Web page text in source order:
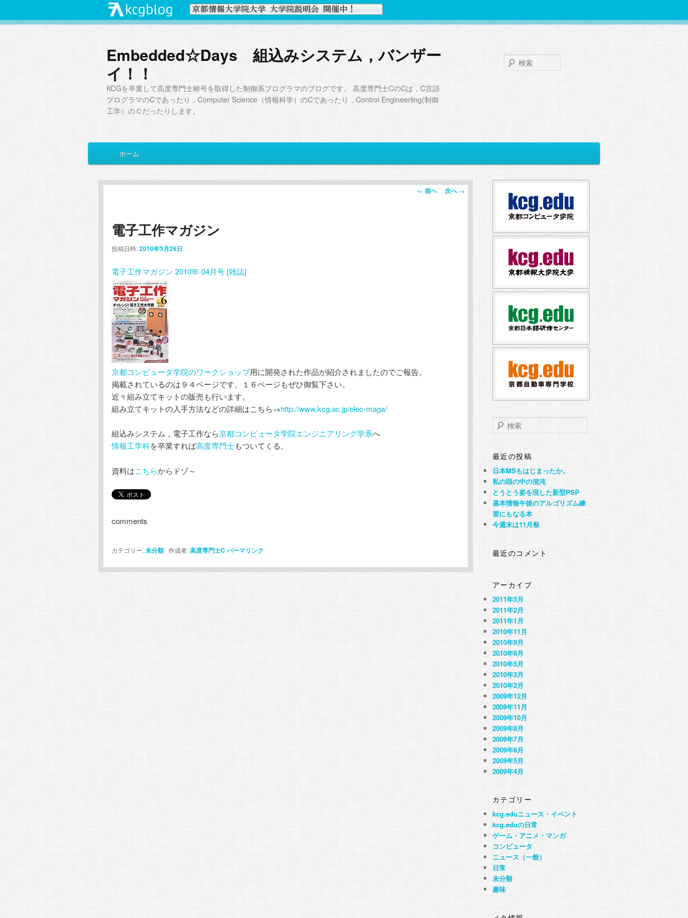
Embedded☆Days 組込みシステム，バンザー
イ！！
KCGを卒業して高度専門士称号を取得した制御系プログラマのブログです。 高度専門士CのCは，C言語
プログラマのCであったり，Computer Science（情報科学）のCであったり，Control Engineerling(制御
工学）のＣだったりします。
イ
メ
イ
コ
ン
テ
ン
ツ
へ
移
動
サ
ブ
ン
テ
ン
ツ
へ
移
動
ホーム
投
← 前へ 次へ→
電子工作マガジン
投稿日時:2010年3月26日
電子工作マガジン 2010年 04月号 [雑誌]
京都コンピュータ学院のワークショップ用に開発された作品が紹介されましたのでご報告。
掲載されているのは９４ページです。１６ページもぜひ御覧下さい。
近々組み立てキットの販売も行います。
組み立てキットの入手方法などの詳細はこちら→http://www.kcg.ac.jp/elec-maga/
組込みシステム，電子工作なら京都コンピュータ学院エンジニアリング学系へ
情報工学科を卒業すれば高度専門士もついてくる。
資料はこちらからドゾ～
comments
カテゴリー:未分類 作成者:高度専門士C パーマリンク
検
索
最近の投稿
日本MSもはじまったか。
私の頭の中の混沌
とうとう姿を現した新型PSP
基本情報午後のアルゴリズム練
習にもなる本
今週末は11月祭
最近のコメント
アーカイブ
2011年5月
2011年2月
2011年1月
2010年11月
2010年9月
2010年6月
2010年5月
2010年3月
2010年2月
2009年12月
2009年11月
2009年10月
2009年8月
2009年7月
2009年6月
2009年5月
2009年4月
カテゴリー
kcg.eduニュース・イベント
kcg.eduの日常
ゲーム・アニメ・マンガ
コンピュータ
ニュース（一般）
日常
未分類
趣味